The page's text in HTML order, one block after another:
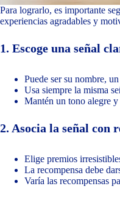
Para lograrlo, es importante
experiencias agradables y
1. Escoge una señal
Puede ser su nombre,
Usa siempre la misma
Mantén un tono alegre
2. Asocia la señal con
Elige premios
La recompensa debe
Varía las recompensas